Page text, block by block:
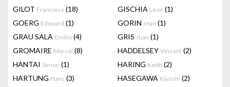
GILOT Francoise (18) GISCHIA Léon (1)
GOERG Edouard (1) GORIN Jean (1)
GRAU SALA Emilio (4) GRIS Juan (1)
GROMAIRE Marcel (8) HADDELSEY Vincent (2)
HANTAI Simon (1) HARING Keith (2)
HARTUNG Hans (3) HASEGAWA Kiyoshi (2)